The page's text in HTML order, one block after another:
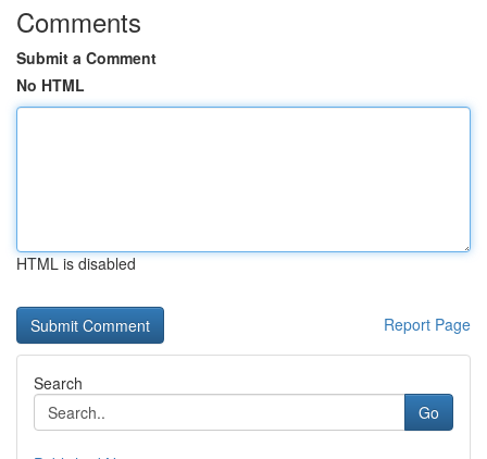
Comments
Submit a Comment
No HTML
HTML is disabled
Report Page
Search
Go